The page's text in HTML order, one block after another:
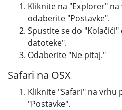
Kliknite na "Explorer"
odaberite "Postavke".
Spustite se do
datoteke".
Odaberite "Ne pitaj."
Safari na OSX
Kliknite "Safari" na
"Postavke".